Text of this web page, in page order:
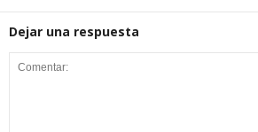
Dejar una respuesta